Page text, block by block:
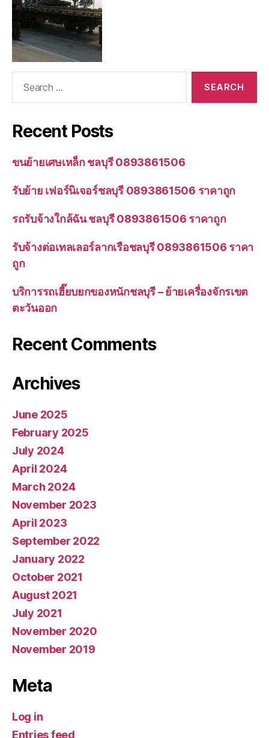
Recent Posts
ขนย้ายเศษเหล็ก ชลบุรี 0893861506
รับย้าย เฟอร์นิเจอร์ชลบุรี 0893861506 ราคาถูก
รถรับจ้างใกล้ฉัน ชลบุรี 0893861506 ราคาถูก
รับจ้างต่อเทลเลอร์ลากเรือชลบุรี 0893861506 ราคา
ถูก
บริการรถเฮี๊ยบยกของหนักชลบุรี – ย้ายเครื่องจักรเขต
ตะวันออก
Recent Comments
Archives
June 2025
February 2025
July 2024
April 2024
March 2024
November 2023
April 2023
September 2022
January 2022
October 2021
August 2021
July 2021
November 2020
November 2019
Meta
Log in
Entries feed